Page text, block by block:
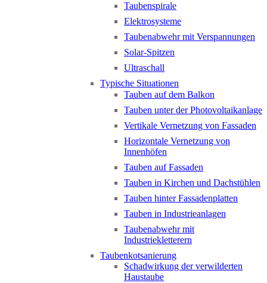
Taubenspirale
Elektrosysteme
Taubenabwehr mit Verspannungen
Solar-Spitzen
Ultraschall
Typische Situationen
Tauben auf dem Balkon
Tauben unter der Photovoltaikanlage
Vertikale Vernetzung von Fassaden
Horizontale Vernetzung von
Innenhöfen
Tauben auf Fassaden
Tauben in Kirchen und Dachstühlen
Tauben hinter Fassadenplatten
Tauben in Industrieanlagen
Taubenabwehr mit
Industriekletterern
Taubenkotsanierung
Schadwirkung der verwilderten
Haustaube